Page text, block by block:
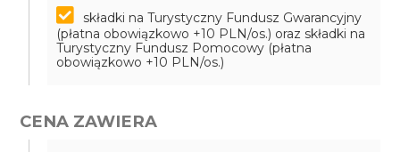
składki na Turystyczny Fundusz Gwarancyjny
(płatna obowiązkowo +10 PLN/os.) oraz składki na
Turystyczny Fundusz Pomocowy (płatna
obowiązkowo +10 PLN/os.)
CENA ZAWIERA